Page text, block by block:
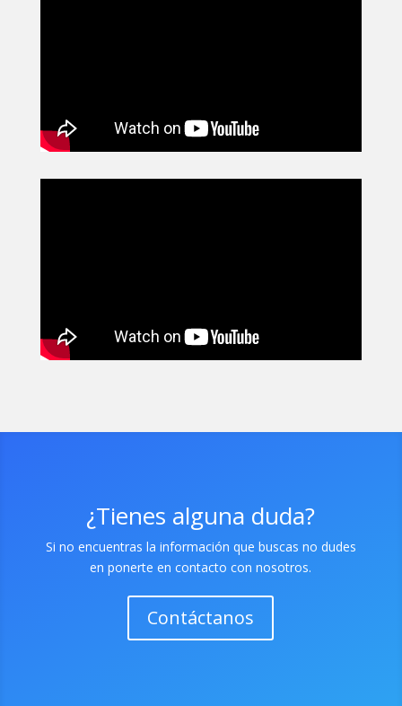
¿Tienes alguna duda?
Si no encuentras la información que buscas no dudes
en ponerte en contacto con nosotros.
Contáctanos